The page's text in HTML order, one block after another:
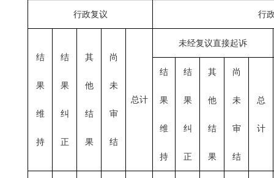
行政复议 行
结
果
维
持
结
果
纠
正
其
他
结
果
尚
未
审
结
总计
未经复议直接起诉
结
果
维
持
结
果
纠
正
其
他
结
果
尚
未
审
结
总
计